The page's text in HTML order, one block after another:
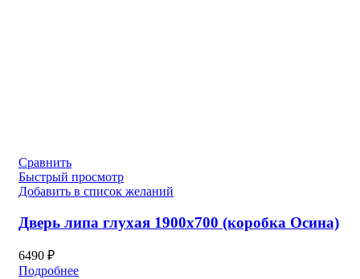
Сравнить
Быстрый просмотр
Добавить в список желаний
Дверь липа глухая 1900х700 (коробка Осина)
6490 ₽
Подробнее